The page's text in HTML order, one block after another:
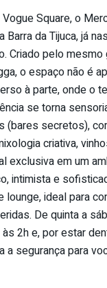
Square, o
da Tijuca, já
Criado pelo mesmo
o espaço não é
à parte, onde o
se torna
(bares secretos),
criativa,
exclusiva em um
intimista e
lounge, ideal para
De quinta a
2h e, por estar
a segurança para